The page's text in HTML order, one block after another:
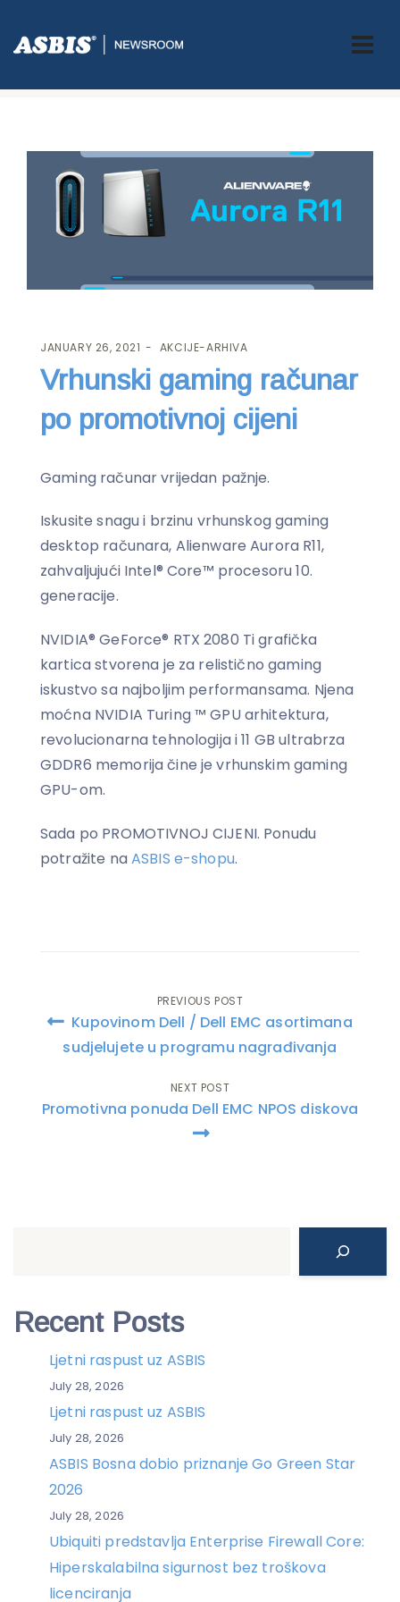
ASBIS.BA>AKCIJE-ARHIVA> VRHUNSKI GAMING RAČUNAR PO
JANUARY 26, 2021 AKCIJE-ARHIVA
Vrhunski gaming računar
po promotivnoj cijeni
Gaming računar vrijedan pažnje.
Iskusite snagu i brzinu vrhunskog gaming
desktop računara, Alienware Aurora R11,
zahvaljujući Intel® Core™ procesoru 10.
generacije.
NVIDIA® GeForce® RTX 2080 Ti grafička
kartica stvorena je za relistično gaming
iskustvo sa najboljim performansama. Njena
moćna NVIDIA Turing ™ GPU arhitektura,
revolucionarna tehnologija i 11 GB ultrabrza
GDDR6 memorija čine je vrhunskim gaming
GPU-om.
Sada po PROMOTIVNOJ CIJENI. Ponudu
potražite naASBIS e-shopu.
Post
navigation
PREVIOUS POST
Kupovinom Dell / Dell EMC asortimana
sudjelujete u programu nagrađivanja
NEXT POST
Promotivna ponuda Dell EMC NPOS diskova
Recent Posts
Ljetni raspust uz ASBIS
July 28, 2026
Ljetni raspust uz ASBIS
July 28, 2026
ASBIS Bosna dobio priznanje Go Green Star
2026
July 28, 2026
Ubiquiti predstavlja Enterprise Firewall Core:
Hiperskalabilna sigurnost bez troškova
licenciranja